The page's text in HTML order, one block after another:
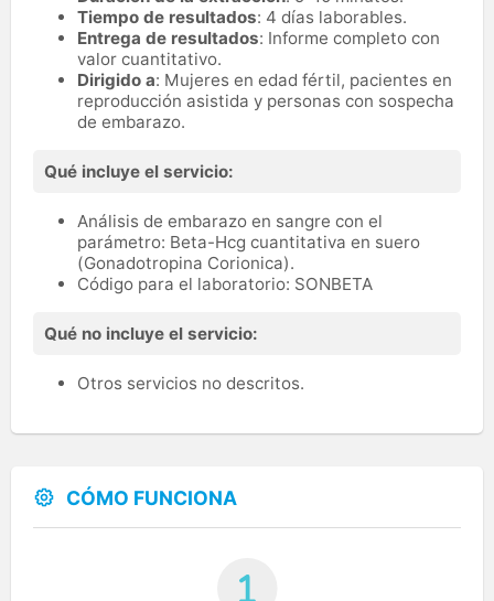
Tiempo de resultados: 4 días laborables.
Entrega de resultados: Informe completo con
valor cuantitativo.
Dirigido a: Mujeres en edad fértil, pacientes en
reproducción asistida y personas con sospecha
de embarazo.
Qué incluye el servicio:
Análisis de embarazo en sangre con el
parámetro: Beta-Hcg cuantitativa en suero
(Gonadotropina Corionica).
Código para el laboratorio: SONBETA
Qué no incluye el servicio:
Otros servicios no descritos.
CÓMO FUNCIONA